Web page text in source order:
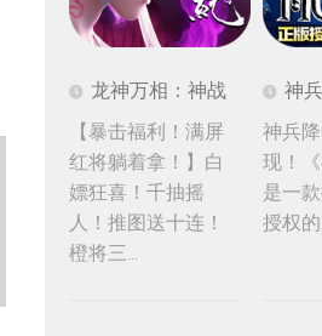
龙神万相：神战
【暴击福利！满屏
红将躺着拿！】白
嫖狂喜！千抽摇
人！推图送十连！
橙将三...
神
神兵
现！《
是一
授权的